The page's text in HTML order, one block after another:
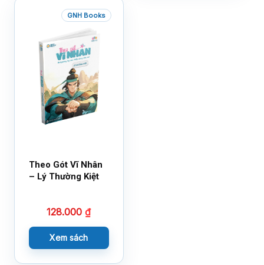
GNH Books
Theo Gót Vĩ Nhân
– Lý Thường Kiệt
128.000₫
Xem sách